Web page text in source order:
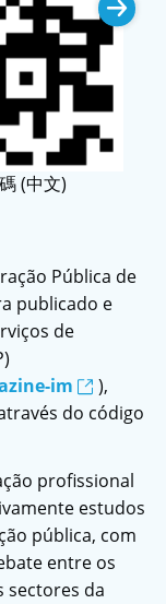
(中文)
Pública de
publicado e
de
im
),
do código
profissional
estudos
pública, com
entre os
sectores da